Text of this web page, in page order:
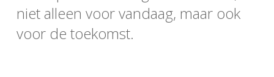
niet alleen voor vandaag, maar ook
voor de toekomst.